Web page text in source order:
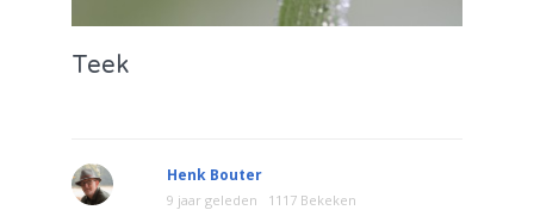
Teek
Henk Bouter
9 jaar geleden 1117 Bekeken